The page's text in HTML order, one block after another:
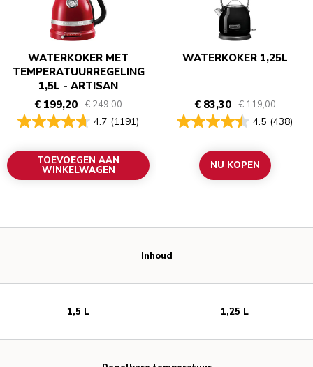
WATERKOKER MET
TEMPERATUURREGELING
1,5L - ARTISAN
€ 199,20 € 249,00
4.7 (1191)
TOEVOEGEN AAN
WINKELWAGEN
WATERKOKER 1,25L
€ 83,30 € 119,00
4.5 (438)
NU KOPEN
Inhoud
1,5 L 1,25 L